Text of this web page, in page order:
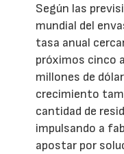
Según las
mundial del
tasa anual
próximos cinco
millones de
crecimiento
cantidad de
impulsando a
apostar por